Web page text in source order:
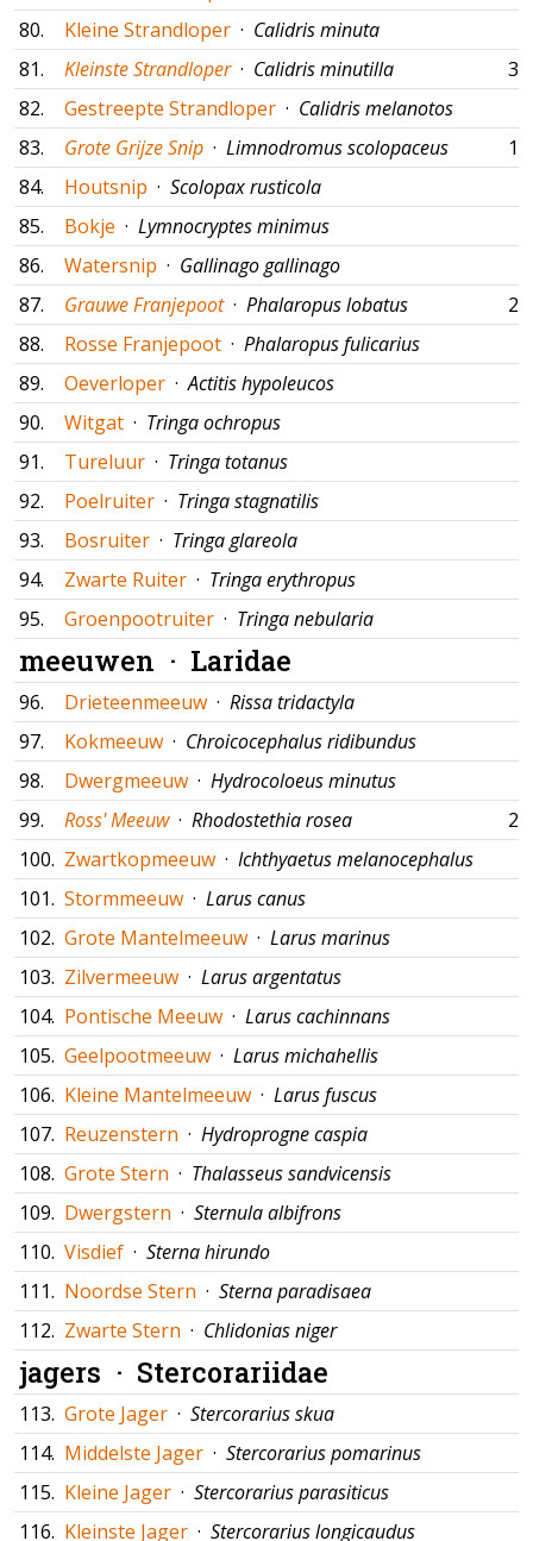
80.
Kleine Strandloper · Calidris minuta
81.
Kleinste Strandloper · Calidris minutilla
82.
Gestreepte Strandloper · Calidris melanotos
83.
Grote Grijze Snip · Limnodromus scolopaceus
84.
Houtsnip · Scolopax rusticola
85.
Bokje · Lymnocryptes minimus
86.
Watersnip · Gallinago gallinago
87.
Grauwe Franjepoot · Phalaropus lobatus
88.
Rosse Franjepoot · Phalaropus fulicarius
89.
Oeverloper ·Actitis hypoleucos
90.
Witgat · Tringa ochropus
91.
Tureluur · Tringa totanus
92.
Poelruiter · Tringa stagnatilis
93.
Bosruiter · Tringa glareola
94.
Zwarte Ruiter · Tringa erythropus
95.
Groenpootruiter · Tringa nebularia
meeuwen · Laridae
96. Drieteenmeeuw · Rissa tridactyla
97.
Kokmeeuw · Chroicocephalus ridibundus
98.
Dwergmeeuw · Hydrocoloeus minutus
99.
Ross' Meeuw · Rhodostethia rosea
100. Zwartkopmeeuw · Ichthyaetus melanocephalus
101. Stormmeeuw · Larus canus
102. Grote Mantelmeeuw · Larus marinus
103. Zilvermeeuw · Larus argentatus
104. Pontische Meeuw · Larus cachinnans
105. Geelpootmeeuw · Larus michahellis
106. Kleine Mantelmeeuw · Larus fuscus
107. Reuzenstern · Hydroprogne caspia
108. Grote Stern · Thalasseus sandvicensis
109. Dwergstern · Sternula albifrons
110. Visdief · Sterna hirundo
111. Noordse Stern · Sterna paradisaea
112. Zwarte Stern · Chlidonias niger
jagers · Stercorariidae
113. Grote Jager · Stercorarius skua
114. Middelste Jager · Stercorarius pomarinus
115. Kleine Jager · Stercorarius parasiticus
116. Kleinste Jager · Stercorarius longicaudus